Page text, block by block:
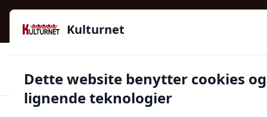
Kulturnet - Alt Det Gode I Livet | Din Kulturguide Siden
2016
97 kategorier 👍Kun godkendte butikker
Kulturnet
Dette website benytter cookies og
lignende teknologier